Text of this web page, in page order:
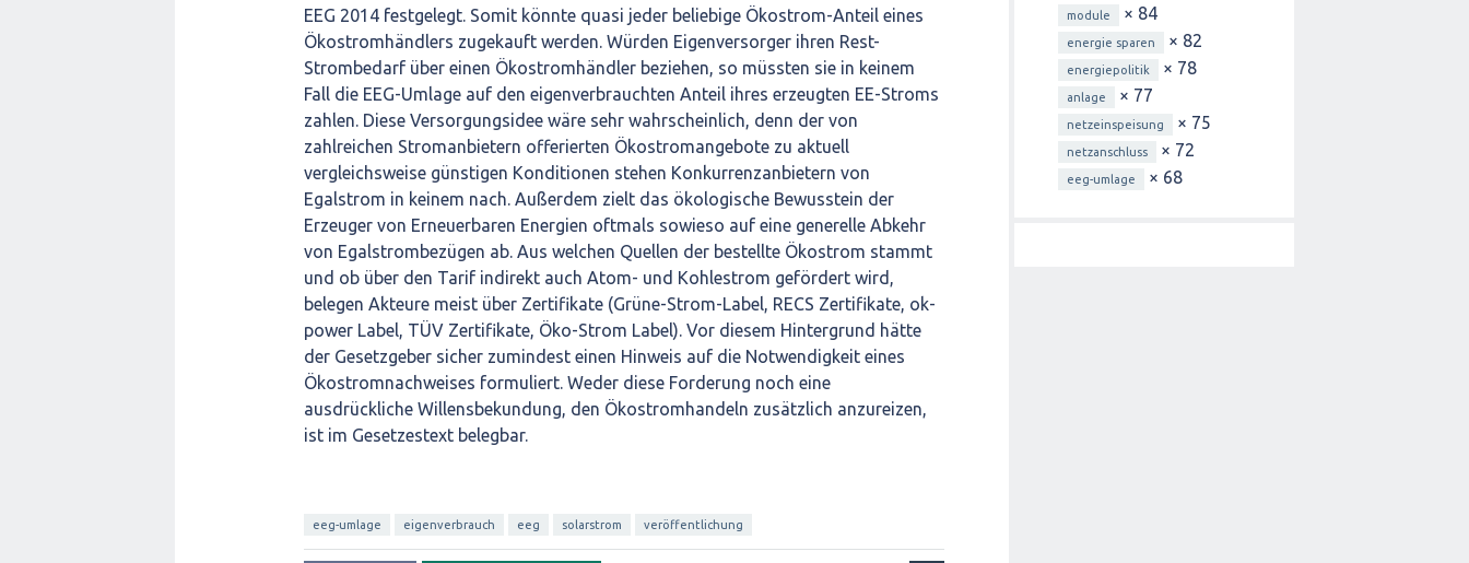
EEG 2014 festgelegt. Somit könnte quasi jeder beliebige Ökostrom-Anteil eines
Ökostromhändlers zugekauft werden. Würden Eigenversorger ihren Rest-
Strombedarf über einen Ökostromhändler beziehen, so müssten sie in keinem
Fall die EEG-Umlage auf den eigenverbrauchten Anteil ihres erzeugten EE-Stroms
zahlen. Diese Versorgungsidee wäre sehr wahrscheinlich, denn der von
zahlreichen Stromanbietern offerierten Ökostromangebote zu aktuell
vergleichsweise günstigen Konditionen stehen Konkurrenzanbietern von
Egalstrom in keinem nach. Außerdem zielt das ökologische Bewusstein der
Erzeuger von Erneuerbaren Energien oftmals sowieso auf eine generelle Abkehr
von Egalstrombezügen ab. Aus welchen Quellen der bestellte Ökostrom stammt
und ob über den Tarif indirekt auch Atom- und Kohlestrom gefördert wird,
belegen Akteure meist über Zertifikate (Grüne-Strom-Label, RECS Zertifikate, ok-
power Label, TÜV Zertifikate, Öko-Strom Label). Vor diesem Hintergrund hätte
der Gesetzgeber sicher zumindest einen Hinweis auf die Notwendigkeit eines
Ökostromnachweises formuliert. Weder diese Forderung noch eine
ausdrückliche Willensbekundung, den Ökostromhandeln zusätzlich anzureizen,
ist im Gesetzestext belegbar.
eeg-umlage eigenverbrauch eeg solarstrom veröffentlichung
module × 84
energie sparen × 82
energiepolitik × 78
anlage × 77
netzeinspeisung × 75
netzanschluss × 72
eeg-umlage × 68